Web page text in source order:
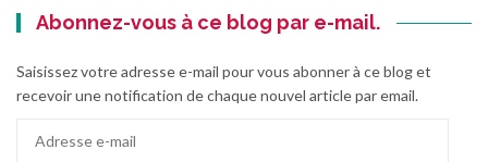
Abonnez-vous à ce blog par e-mail.
Saisissez votre adresse e-mail pour vous abonner à ce blog et
recevoir une notification de chaque nouvel article par email.